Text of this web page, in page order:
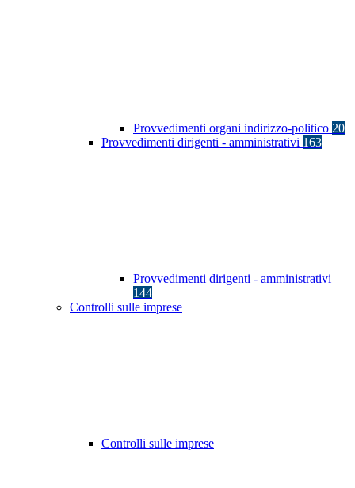
Provvedimenti organi indirizzo-politico 20
Provvedimenti dirigenti - amministrativi 163
Provvedimenti dirigenti - amministrativi
144
Controlli sulle imprese
Controlli sulle imprese